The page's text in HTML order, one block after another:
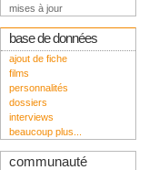
mises à jour
base de données
ajout de fiche
films
personnalités
dossiers
interviews
beaucoup plus...
communauté